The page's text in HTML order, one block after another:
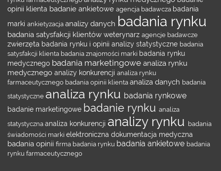
opinii klienta badanie ankietowe agencja badawcza badania
marki ankietyzacjaanalizy danych badania rynku
badania satysfakcji klientów weterynarz agencje badawcze
zwierzęta badania rynku i opinii analizy statystyczne badania
satysfakcji klienta badania znajomości marki badania rynku
medycznego badania marketingowe analiza rynku
medycznego analizy konkurencji analiza rynku
farmaceutycznego badania opinii klientaanaliza danych badania
statystyczneanaliza rynku badania rynkowe
badanie marketingowe badanie rynku analiza
statystycznaanaliza konkurencji analizy rynku badania
świadomości marki elektroniczna dokumentacja medyczna
badania opinii firma badania rynku badania ankietowe badania
rynku farmaceutycznego